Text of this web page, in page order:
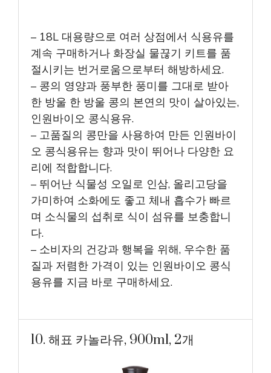
– 18L 대용량으로 여러 상점에서 식용유를
계속 구매하거나 화장실 물끊기 키트를 품
절시키는 번거로움으로부터 해방하세요.
– 콩의 영양과 풍부한 풍미를 그대로 받아
한 방울 한 방울 콩의 본연의 맛이 살아있는,
인원바이오 콩식용유.
– 고품질의 콩만을 사용하여 만든 인원바이
오 콩식용유는 향과 맛이 뛰어나 다양한 요
리에 적합합니다.
– 뛰어난 식물성 오일로 인삼, 올리고당을
가미하여 소화에도 좋고 체내 흡수가 빠르
며 소식물의 섭취로 식이 섬유를 보충합니
다.
– 소비자의 건강과 행복을 위해, 우수한 품
질과 저렴한 가격이 있는 인원바이오 콩식
용유를 지금 바로 구매하세요.
10. 해표 카놀라유, 900ml, 2개